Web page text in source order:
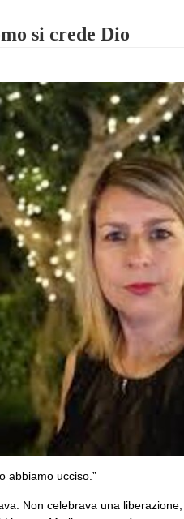
si crede Dio
abbiamo ucciso.”
Non celebrava una